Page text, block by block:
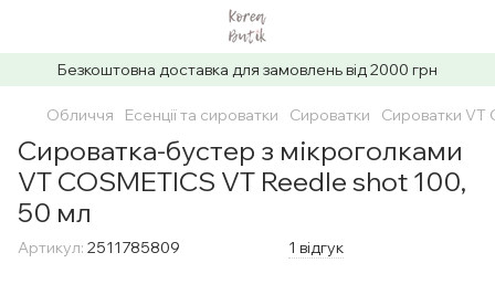
Безкоштовна доставка для замовлень від 2000 грн
Обличчя Есенції та сироватки Сироватки Сироватки VT
Сироватка-бустер з мікроголками
VT COSMETICS VT Reedle shot 100,
50 мл
Артикул: 2511785809 1 відгук